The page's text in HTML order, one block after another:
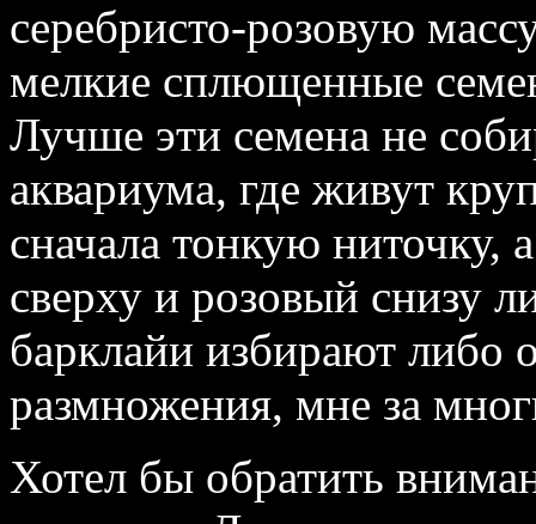
серебристо‑розовую
мелкие сплющенные
Лучше эти семена не
аквариума, где живут
сначала тонкую ниточку,
сверху и розовый снизу
барклайи избирают либо
размножения, мне за
Хотел бы обратить